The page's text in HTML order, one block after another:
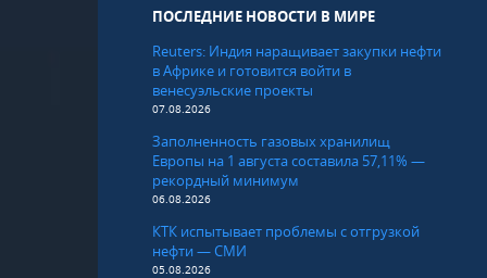
ПОСЛЕДНИЕ НОВОСТИ В МИРЕ
Reuters: Индия наращивает закупки нефти
в Африке и готовится войти в
венесуэльские проекты
07.08.2026
Заполненность газовых хранилищ
Европы на 1 августа составила 57,11% —
рекордный минимум
06.08.2026
КТК испытывает проблемы с отгрузкой
нефти — СМИ
05.08.2026